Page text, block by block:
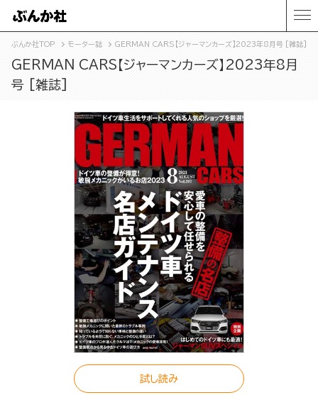
ぶんか社TOP モーター誌 GERMAN CARS【ジャーマンカーズ】2023年8月号 [雑誌]
GERMAN CARS【ジャーマンカーズ】2023年8月
号 [雑誌]
試し読み